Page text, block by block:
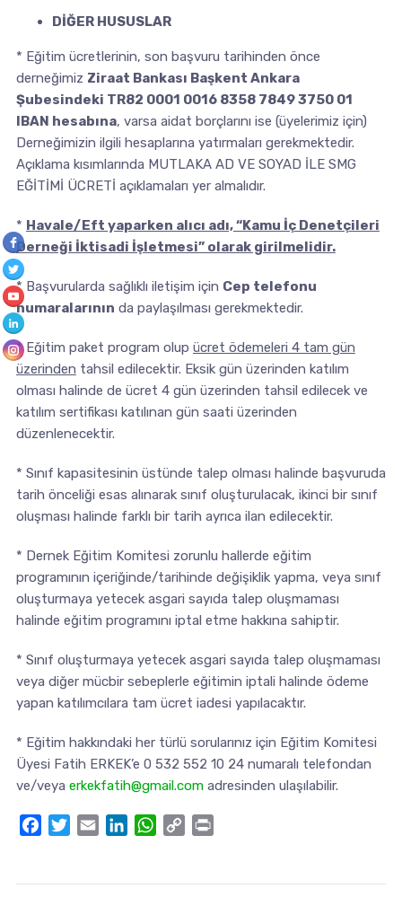
DİĞER HUSUSLAR
* Eğitim ücretlerinin, son başvuru tarihinden önce
derneğimiz Ziraat Bankası Başkent Ankara
Şubesindeki TR82 0001 0016 8358 7849 3750 01
IBAN hesabına, varsa aidat borçlarını ise (üyelerimiz için)
Derneğimizin ilgili hesaplarına yatırmaları gerekmektedir.
Açıklama kısımlarında MUTLAKA AD VE SOYAD İLE SMG
EĞİTİMİ ÜCRETİ açıklamaları yer almalıdır.
* Havale/Eft yaparken alıcı adı, “Kamu İç Denetçileri
Derneği İktisadi İşletmesi” olarak girilmelidir.
* Başvurularda sağlıklı iletişim için Cep telefonu
numaralarının da paylaşılması gerekmektedir.
* Eğitim paket program olup ücret ödemeleri 4 tam gün
üzerinden tahsil edilecektir. Eksik gün üzerinden katılım
olması halinde de ücret 4 gün üzerinden tahsil edilecek ve
katılım sertifikası katılınan gün saati üzerinden
düzenlenecektir.
* Sınıf kapasitesinin üstünde talep olması halinde başvuruda
tarih önceliği esas alınarak sınıf oluşturulacak, ikinci bir sınıf
oluşması halinde farklı bir tarih ayrıca ilan edilecektir.
* Dernek Eğitim Komitesi zorunlu hallerde eğitim
programının içeriğinde/tarihinde değişiklik yapma, veya sınıf
oluşturmaya yetecek asgari sayıda talep oluşmaması
halinde eğitim programını iptal etme hakkına sahiptir.
* Sınıf oluşturmaya yetecek asgari sayıda talep oluşmaması
veya diğer mücbir sebeplerle eğitimin iptali halinde ödeme
yapan katılımcılara tam ücret iadesi yapılacaktır.
* Eğitim hakkındaki her türlü sorularınız için Eğitim Komitesi
Üyesi Fatih ERKEK’e 0 532 552 10 24 numaralı telefondan
ve/veya erkekfatih@gmail.comadresinden ulaşılabilir.
FacebookTwitter
Email LinkedInWhatsApp
Copy